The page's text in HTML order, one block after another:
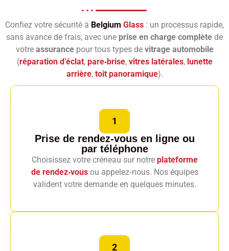
Confiez votre sécurité à Belgium Glass : un processus rapide,
sans avance de frais, avec une prise en charge complète de
votre assurancepour tous types de vitrage automobile
(réparation d’éclat, pare‑brise, vitres latérales, lunette
arrière, toit panoramique).
1
Prise de rendez-vous en ligne ou
par téléphone
Choisissez votre créneau sur notre plateforme
de rendez‑vousou appelez‑nous. Nos équipes
valident votre demande en quelques minutes.
2